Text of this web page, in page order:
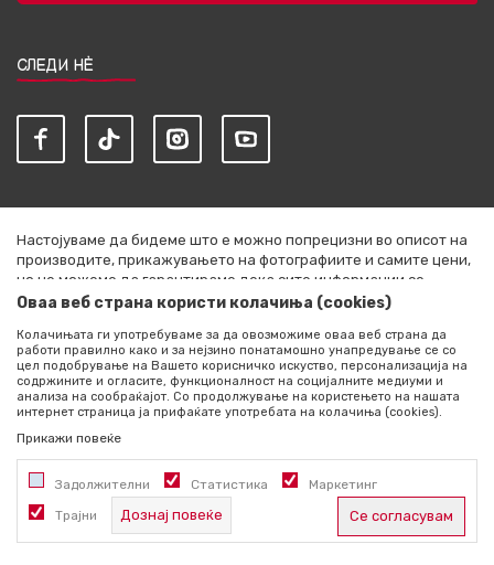
СЛЕДИ НЀ
Настојуваме да бидеме што е можно попрецизни во описот на
производите, прикажувањето на фотографиите и самите цени,
но не можеме да гарантираме дека сите информации се
комплетни и без грешки. Сите артикли прикажани на сајтот се
секој момент. Расположливоста на производите можете да ја
проверите со повик на +389 76 444 490
©2026 literatura.mk, Изработено одNB SOFT. Сите права
задржани.
Оваа веб страна користи колачиња (cookies)
Колачињата ги употребуваме за да овозможиме оваа веб страна да
работи правилно како и за нејзино понатамошно унапредување се со
цел подобрување на Вашето корисничко искуство, персонализација на
содржините и огласите, функционалност на социјалните медиуми и
анализа на сообраќајот. Со продолжување на користењето на нашата
интернет страница ја прифаќате употребата на колачиња (cookies).
Прикажи повеќе
Задолжителни Статистика Маркетинг
Трајни Дознај повеќе Се согласувам